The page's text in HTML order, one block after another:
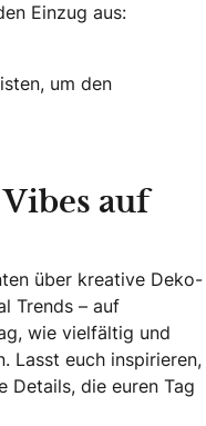
Einzug aus:
um den
auf
über kreative Deko-
Trends – auf
wie vielfältig und
Lasst euch inspirieren,
Details, die euren Tag